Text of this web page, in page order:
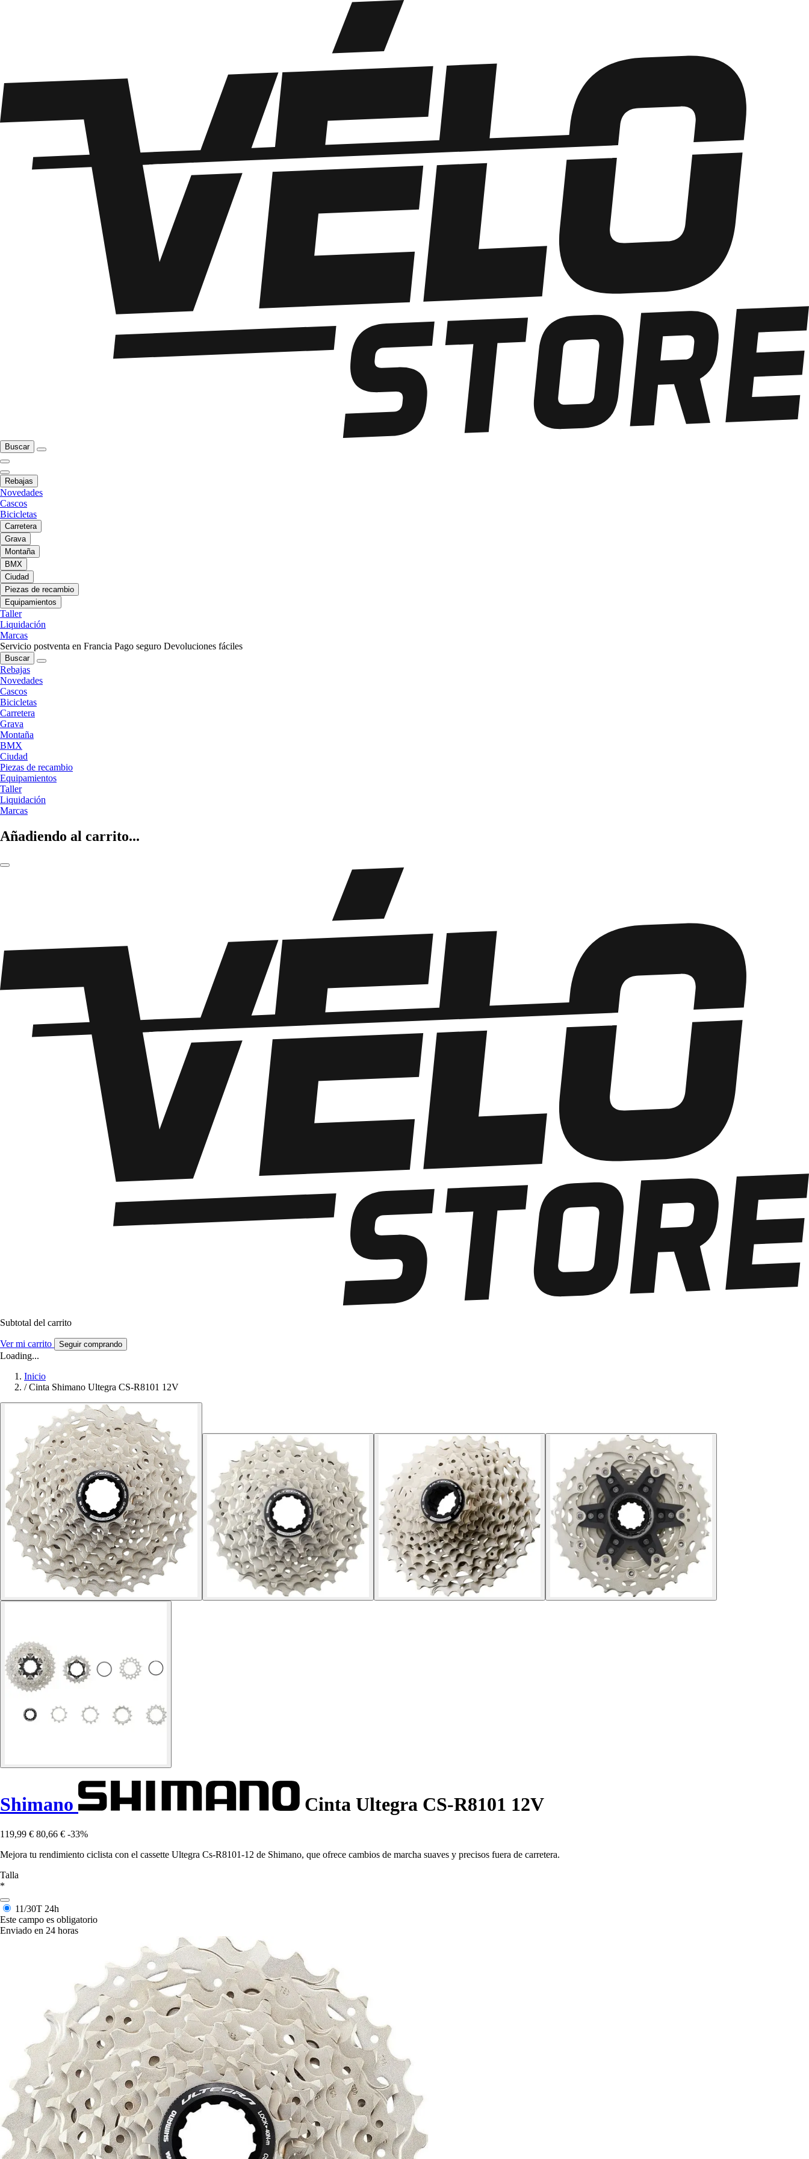
Buscar
Rebajas
Novedades
Cascos
Bicicletas
Carretera
Grava
Montaña
BMX
Ciudad
Piezas de recambio
Equipamientos
Taller
Liquidación
Marcas
Servicio postventa en Francia Pago seguro Devoluciones fáciles
Buscar
Rebajas
Novedades
Cascos
Bicicletas
Carretera
Grava
Montaña
BMX
Ciudad
Piezas de recambio
Equipamientos
Taller
Liquidación
Marcas
Añadiendo al carrito...
Subtotal del carrito
Ver mi carrito Seguir comprando
Loading...
Inicio
/ Cinta Shimano Ultegra CS-R8101 12V
Shimano Cinta Ultegra CS-R8101 12V
119,99 € 80,66 € -33%
Mejora tu rendimiento ciclista con el cassette Ultegra Cs-R8101-12 de Shimano, que ofrece cambios de marcha suaves y precisos fuera de carretera.
Talla
*
11/30T 24h
Este campo es obligatorio
Enviado en 24 horas